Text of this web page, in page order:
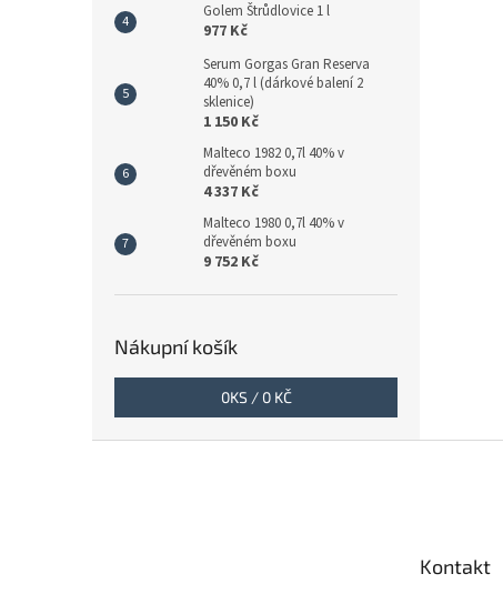
Golem Štrůdlovice 1 l
977 Kč
Serum Gorgas Gran Reserva
40% 0,7 l (dárkové balení 2
sklenice)
1 150 Kč
Malteco 1982 0,7l 40% v
dřevěném boxu
4 337 Kč
Malteco 1980 0,7l 40% v
dřevěném boxu
9 752 Kč
Nákupní košík
0KS / 0 KČ
Kontakt